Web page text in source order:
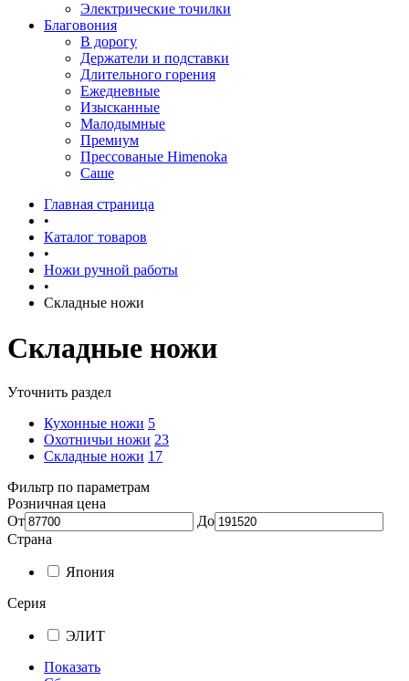
Электрические точилки
Благовония
В дорогу
Держатели и подставки
Длительного горения
Ежедневные
Изысканные
Малодымные
Премиум
Прессованые Himenoka
Саше
Главная страница
•
Каталог товаров
•
Ножи ручной работы
•
Складные ножи
Складные ножи
Уточнить раздел
Кухонные ножи 5
Охотничьи ножи 23
Складные ножи 17
Фильтр по параметрам
Розничная цена
От
До
Страна
Япония
Серия
ЭЛИТ
Показать